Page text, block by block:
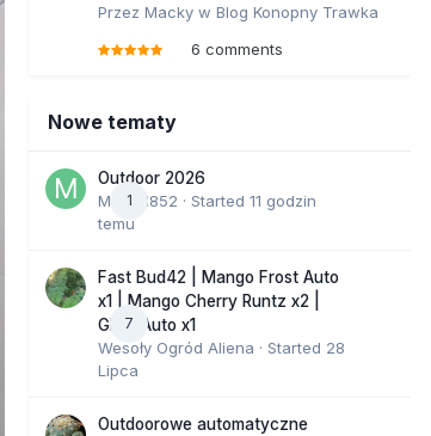
Przez Macky w Blog Konopny Trawka
6 comments
Nowe tematy
1
Outdoor 2026
Marcel852 · Started 11 godzin
temu
7
Fast Bud42 | Mango Frost Auto
x1 | Mango Cherry Runtz x2 |
GMO Auto x1
Wesoły Ogród Aliena · Started 28
Lipca
Outdoorowe automatyczne